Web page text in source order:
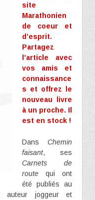
site
Marathonien
de coeur et
d’esprit.
Partagez
l’article avec
vos amis et
connaissance
s et offrez le
nouveau livre
à un proche. Il
est en stock !
Dans Chemin
faisant, ses
Carnets de
route qui ont
été publiés au
auteur joggeur et